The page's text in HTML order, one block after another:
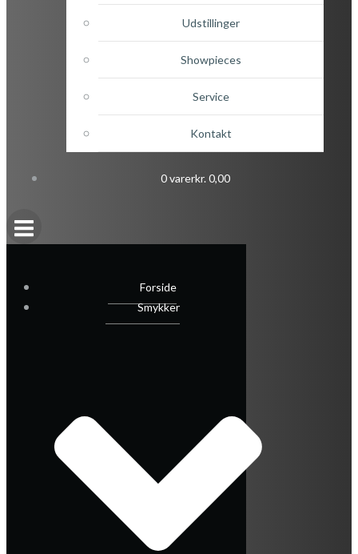
Udstillinger
Showpieces
Service
Kontakt
0 varerkr. 0,00
Forside
Smykker